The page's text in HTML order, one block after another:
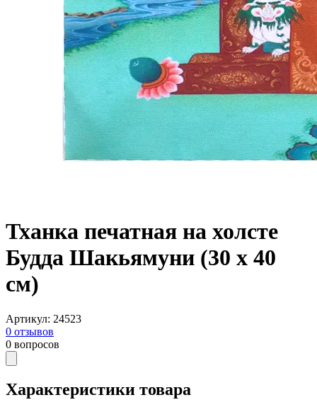
Тханка печатная на холсте
Будда Шакьямуни (30 х 40
см)
Артикул: 24523
0 отзывов
0 вопросов
Характеристики товара